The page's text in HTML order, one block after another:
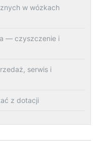
w wózkach
— czyszczenie i
serwis i
z dotacji